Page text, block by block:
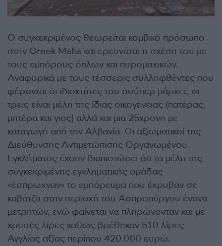
Ο συγκεκριμένος θεωρείται κομβικό πρόσωπο
στην Greek Mafia και ερευνάται η σχέση του με
τους εμπόρους όπλων και πυρομαχικών.
Αναφορικά με τους τέσσερις συλληφθέντες που
φέρονται οι ιδιοκτήτες του σούπερ μάρκετ, οι
τρεις είναι μέλη της ίδιας οικογένειας (πατέρας,
μητέρα και γιος) αλλά και μια 25χρονη με
καταγωγή από την Αλβανία. Οι αξιωματικοί της
Διεύθυνσης Αντιμετώπισης Οργανωμένου
Εγκλήματος έχουν διαπιστώσει ότι τα μέλη της
συγκεκριμένης εγκληματικής ομάδας
«έσπρωχναν» το εμπόρευμα που έκρυβαν σε
καβάτζα στην περιοχή του Ασπροπύργου έναντι
μετρητών, ενώ φαίνεται να πληρώνονταν και με
χρυσές λίρες καθώς βρέθηκαν 510 λίρες
Αγγλίας αξίας περίπου 420.000 ευρώ.